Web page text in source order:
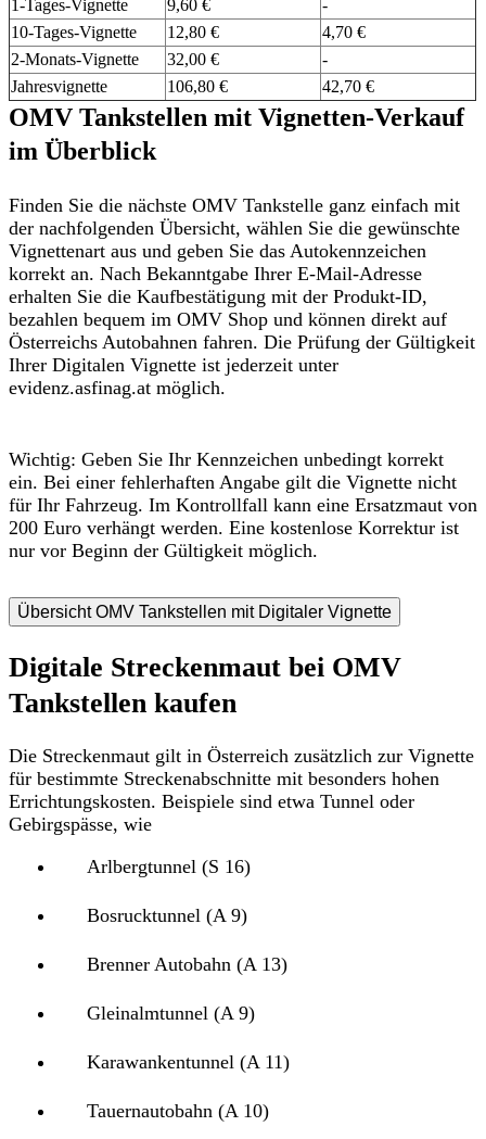
1-Tages-Vignette 9,60 €
-
10-Tages-Vignette
12,80 €
4,70 €
2-Monats-Vignette
32,00 €
-
Jahresvignette
106,80 € 42,70 €
OMV Tankstellen mit Vignetten-Verkauf
im Überblick
Finden Sie die nächste OMV Tankstelle ganz einfach mit
der nachfolgenden Übersicht, wählen Sie die gewünschte
Vignettenart aus und geben Sie das Autokennzeichen
korrekt an. Nach Bekanntgabe Ihrer E-Mail-Adresse
erhalten Sie die Kaufbestätigung mit der Produkt-ID,
bezahlen bequem im OMV Shop und können direkt auf
Österreichs Autobahnen fahren. Die Prüfung der Gültigkeit
Ihrer Digitalen Vignette ist jederzeit unter
evidenz.asfinag.at möglich.
Wichtig: Geben Sie Ihr Kennzeichen unbedingt korrekt
ein. Bei einer fehlerhaften Angabe gilt die Vignette nicht
für Ihr Fahrzeug. Im Kontrollfall kann eine Ersatzmaut von
200 Euro verhängt werden. Eine kostenlose Korrektur ist
nur vor Beginn der Gültigkeit möglich.
Übersicht OMV Tankstellen mit Digitaler Vignette
Digitale Streckenmaut bei OMV
Tankstellen kaufen
Die Streckenmaut gilt in Österreich zusätzlich zur Vignette
für bestimmte Streckenabschnitte mit besonders hohen
Errichtungskosten. Beispiele sind etwa Tunnel oder
Gebirgspässe, wie
Arlbergtunnel (S 16)
Bosrucktunnel (A 9)
Brenner Autobahn (A 13)
Gleinalmtunnel (A 9)
Karawankentunnel (A 11)
Tauernautobahn (A 10)